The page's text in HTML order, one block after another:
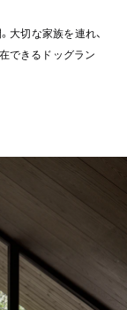
大切な家族を連れ、
できるドッグラン